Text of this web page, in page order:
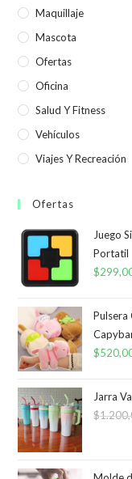
Maquillaje
Mascota
Ofertas
Oficina
Salud Y Fitness
Vehículos
Viajes Y Recreación
Ofertas
Juego
Portatil
$
Pulsera
$
Jarra
$